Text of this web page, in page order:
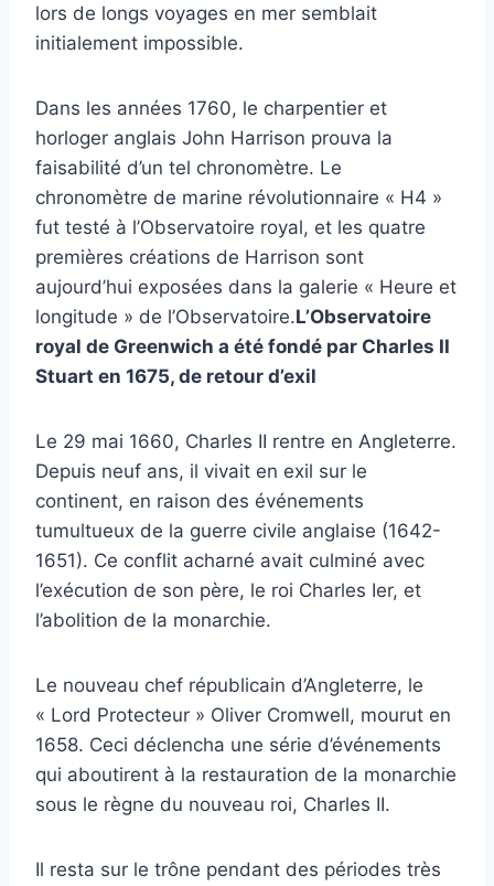
lors de longs voyages en mer semblait
initialement impossible.
Dans les années 1760, le charpentier et
horloger anglais John Harrison prouva la
faisabilité d’un tel chronomètre. Le
chronomètre de marine révolutionnaire « H4 »
fut testé à l’Observatoire royal, et les quatre
premières créations de Harrison sont
aujourd’hui exposées dans la galerie « Heure et
longitude » de l’Observatoire.L’Observatoire
royal de Greenwich a été fondé par Charles II
Stuart en 1675, de retour d’exil
Le 29 mai 1660, Charles II rentre en Angleterre.
Depuis neuf ans, il vivait en exil sur le
continent, en raison des événements
tumultueux de la guerre civile anglaise (1642-
1651). Ce conflit acharné avait culminé avec
l’exécution de son père, le roi Charles Ier, et
l’abolition de la monarchie.
Le nouveau chef républicain d’Angleterre, le
« Lord Protecteur » Oliver Cromwell, mourut en
1658. Ceci déclencha une série d’événements
qui aboutirent à la restauration de la monarchie
sous le règne du nouveau roi, Charles II.
Il resta sur le trône pendant des périodes très